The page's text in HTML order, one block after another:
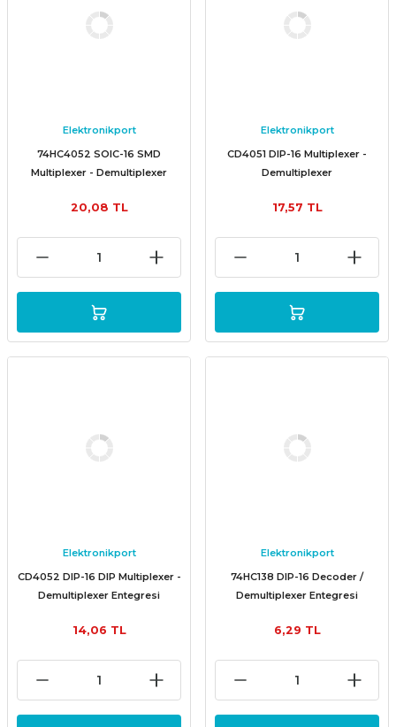
Elektronikport
74HC4052 SOIC-16 SMD
Multiplexer - Demultiplexer
20,08 TL
Elektronikport
CD4051 DIP-16 Multiplexer -
Demultiplexer
17,57 TL
Elektronikport
CD4052 DIP-16 DIP Multiplexer -
Demultiplexer Entegresi
14,06 TL
Elektronikport
74HC138 DIP-16 Decoder /
Demultiplexer Entegresi
6,29 TL